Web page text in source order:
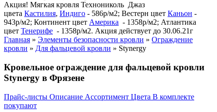
Акция! Мягкая кровля Технониколь Джаз
цвета Кастилия, Индиго - 586р/м2; Вестерн цвет Каньон -
943р/м2; Континент цвет Америка - 1358р/м2; Атлантика
цвет Тенерифе - 1358р/м2. Акция действует до 30.06.21г
Главная » Элементы безопасности кровли » Ограждение
кровли » Для фальцевой кровли » Stynergy
Кровельное ограждение для фальцевой кровли
Stynergy в Фрязене
Прайс-листы Описание Ассортимент Цвета В комплекте
покупают